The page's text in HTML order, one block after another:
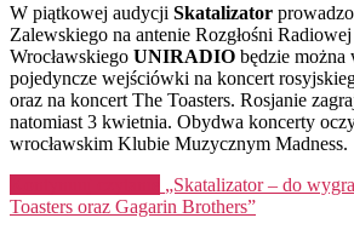
W piątkowej audycji Skatalizator
Zalewskiego na antenie Rozgłośni
Wrocławskiego UNIRADIO będzie
pojedyncze wejściówki na koncert
oraz na koncert The Toasters. Rosjanie
natomiast 3 kwietnia. Obydwa koncerty
wrocławskim Klubie Muzycznym Madness.
„Skatalizator – do
Toasters oraz Gagarin Brothers”